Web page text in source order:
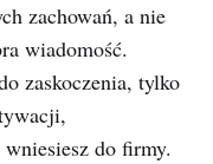
zachowań, a nie
wiadomość.
zaskoczenia, tylko
do firmy.